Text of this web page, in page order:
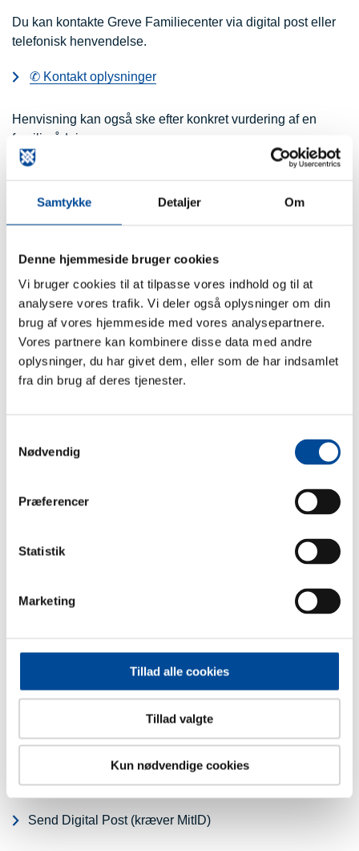
Samtykke Detaljer Om
Denne hjemmeside bruger cookies
Vi bruger cookies til at tilpasse vores indhold og til at
analysere vores trafik. Vi deler også oplysninger om din
brug af vores hjemmeside med vores analysepartnere.
Vores partnere kan kombinere disse data med andre
oplysninger, du har givet dem, eller som de har indsamlet
fra din brug af deres tjenester.
Nødvendig
Præferencer
Statistik
Marketing
Tillad alle cookies
Tillad valgte
Kun nødvendige cookies
Du kan kontakte Greve Familiecenter via digital post eller
telefonisk henvendelse.
✆ Kontakt oplysninger
Henvisning kan også ske efter konkret vurdering af en
familierådgiver.
Hvem er tilbuddet til?
Hvordan kontakter du os?
Udtalelser fra familier
Et forebyggende behandlingstilbud til
Hundige Allé 11
Telefon:43 97 34 50
Send Digital Post (kræver MitID)